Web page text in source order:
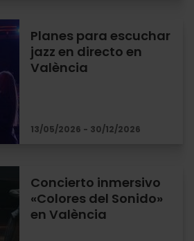
Planes para escuchar
jazz en directo en
València
13/05/2026 - 30/12/2026
Concierto inmersivo
«Colores del Sonido»
en València